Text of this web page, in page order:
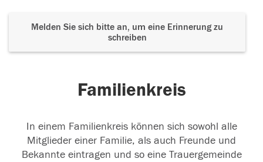
Melden Sie sich bitte an, um eine Erinnerung zu
schreiben
Familienkreis
In einem Familienkreis können sich sowohl alle
Mitglieder einer Familie, als auch Freunde und
Bekannte eintragen und so eine Trauergemeinde